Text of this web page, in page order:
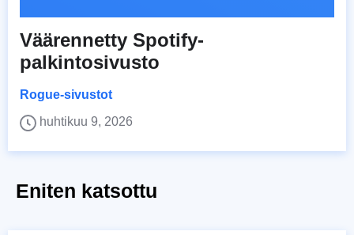
Väärennetty Spotify-
palkintosivusto
Rogue-sivustot
huhtikuu 9, 2026
Eniten katsottu